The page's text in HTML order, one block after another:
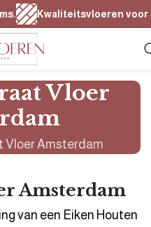
Kwaliteitsvloeren voor elk
Vloer
Vloer Amsterdam
Amsterdam
van een Eiken Houten